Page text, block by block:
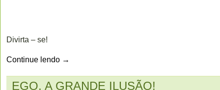
Divirta – se!
Continue lendo →
EGO, A GRANDE ILUSÃO!